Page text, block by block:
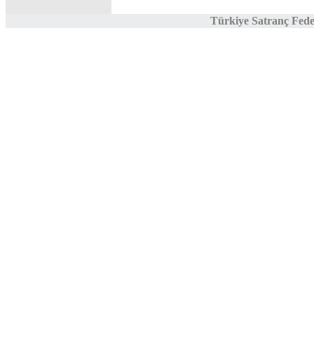
Türkiye Satranç